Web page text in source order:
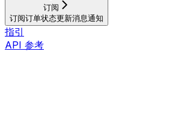
订阅
订阅订单状态更新消息通知
指引
API 参考